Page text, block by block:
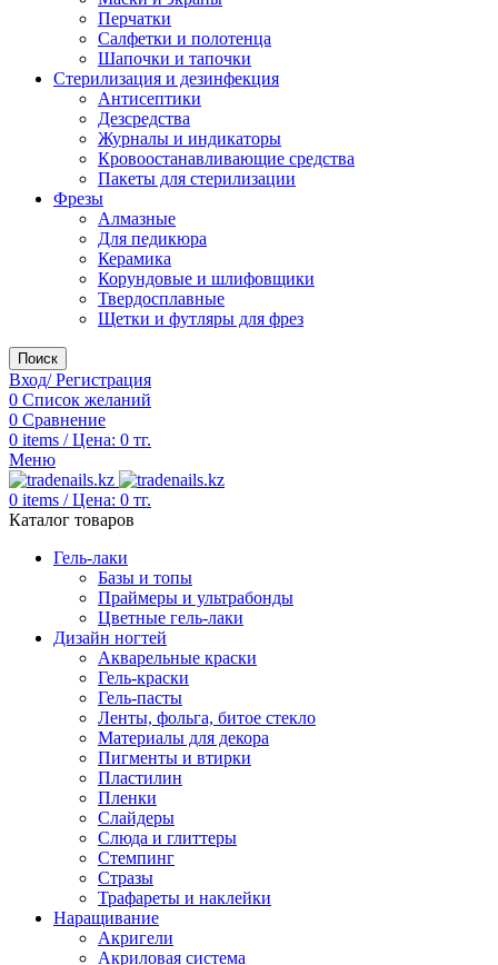
Перчатки
Салфетки и полотенца
Шапочки и тапочки
Стерилизация и дезинфекция
Антисептики
Дезсредства
Журналы и индикаторы
Кровоостанавливающие средства
Пакеты для стерилизации
Фрезы
Алмазные
Для педикюра
Керамика
Корундовые и шлифовщики
Твердосплавные
Щетки и футляры для фрез
Поиск
Вход/ Регистрация
0 Список желаний
0 Сравнение
0 items / Цена: 0 тг.
Меню
0 items / Цена: 0 тг.
Каталог товаров
Гель-лаки
Базы и топы
Праймеры и ультрабонды
Цветные гель-лаки
Дизайн ногтей
Акварельные краски
Гель-краски
Гель-пасты
Ленты, фольга, битое стекло
Материалы для декора
Пигменты и втирки
Пластилин
Пленки
Слайдеры
Слюда и глиттеры
Стемпинг
Стразы
Трафареты и наклейки
Наращивание
Акригели
Акриловая система